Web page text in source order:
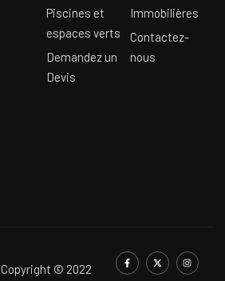
Piscines et
espaces verts
Demandez un
Devis
Immobilières
Contactez-
nous
Copyright © 2022